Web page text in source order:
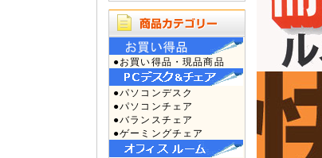
●お買い得品・現品商品
●パソコンデスク
●パソコンチェア
●バランスチェア
●ゲーミングチェア